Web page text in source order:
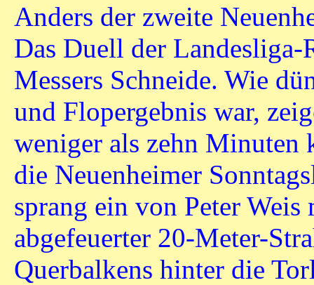
Anders der zweite
Das Duell der Landesliga-
Messers Schneide. Wie
und Flopergebnis war,
weniger als zehn Minuten
die Neuenheimer
sprang ein von Peter
abgefeuerter 20-Meter-
Querbalkens hinter die